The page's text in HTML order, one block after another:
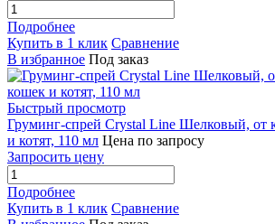
Подробнее
Купить в 1 клик Сравнение
В избранное Под заказ
Быстрый просмотр
Груминг-спрей Crystal Line Шелковый, от
и котят, 110 мл Цена по запросу
Запросить цену
Подробнее
Купить в 1 клик Сравнение